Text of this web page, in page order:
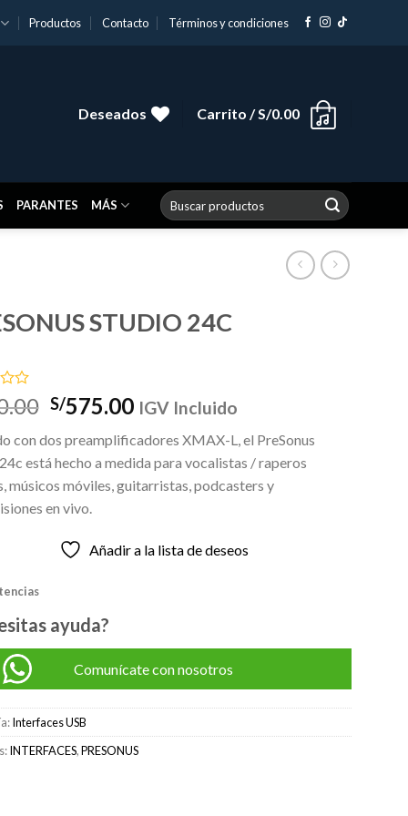
Productos Contacto Términos y condiciones
Deseados Carrito /S/0.00
PARANTES MÁS
Buscar
por:
STUDIO 24C
El
original
era:
S/650.00.
S/575.00El
actual
es:
S/575.00.
IGV Incluido
con dos preamplificadores XMAX-L, el PreSonus
está hecho a medida para vocalistas / raperos
músicos móviles, guitarristas, podcasters y
en vivo.
Añadir a la lista de deseos
ayuda?
Comunícate con nosotros
Interfaces USB
INTERFACES,PRESONUS